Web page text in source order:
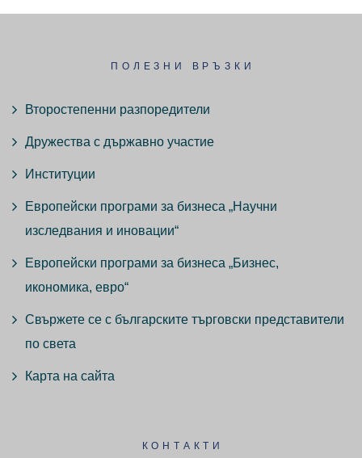
ПОЛЕЗНИ ВРЪЗКИ
Второстепенни разпоредители
Дружества с държавно участие
Институции
Европейски програми за бизнеса „Научни
изследвания и иновации“
Европейски програми за бизнеса „Бизнес,
икономика, евро“
Свържете се с българските търговски представители
по света
Карта на сайта
КОНТАКТИ